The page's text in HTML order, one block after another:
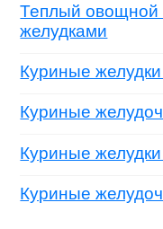
Теплый овощной
желудками
Куриные
Куриные
Куриные
Куриные